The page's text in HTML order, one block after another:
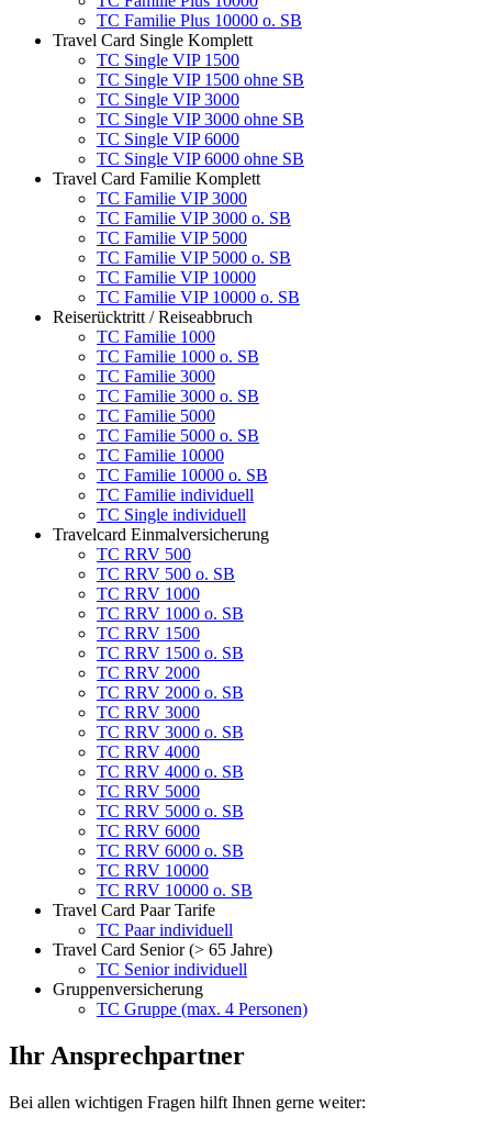
TC Familie Plus 10000 o. SB
Travel Card Single Komplett
TC Single VIP 1500
TC Single VIP 1500 ohne SB
TC Single VIP 3000
TC Single VIP 3000 ohne SB
TC Single VIP 6000
TC Single VIP 6000 ohne SB
Travel Card Familie Komplett
TC Familie VIP 3000
TC Familie VIP 3000 o. SB
TC Familie VIP 5000
TC Familie VIP 5000 o. SB
TC Familie VIP 10000
TC Familie VIP 10000 o. SB
Reiserücktritt / Reiseabbruch
TC Familie 1000
TC Familie 1000 o. SB
TC Familie 3000
TC Familie 3000 o. SB
TC Familie 5000
TC Familie 5000 o. SB
TC Familie 10000
TC Familie 10000 o. SB
TC Familie individuell
TC Single individuell
Travelcard Einmalversicherung
TC RRV 500
TC RRV 500 o. SB
TC RRV 1000
TC RRV 1000 o. SB
TC RRV 1500
TC RRV 1500 o. SB
TC RRV 2000
TC RRV 2000 o. SB
TC RRV 3000
TC RRV 3000 o. SB
TC RRV 4000
TC RRV 4000 o. SB
TC RRV 5000
TC RRV 5000 o. SB
TC RRV 6000
TC RRV 6000 o. SB
TC RRV 10000
TC RRV 10000 o. SB
Travel Card Paar Tarife
TC Paar individuell
Travel Card Senior (> 65 Jahre)
TC Senior individuell
Gruppenversicherung
TC Gruppe (max. 4 Personen)
Ihr Ansprechpartner
Bei allen wichtigen Fragen hilft Ihnen gerne weiter: